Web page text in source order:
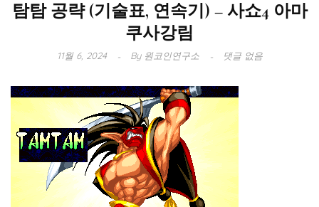
탐탐 공략 (기술표, 연속기) – 사쇼4 아마
쿠사강림
11월 6, 2024 By원코인연구소 댓글 없음